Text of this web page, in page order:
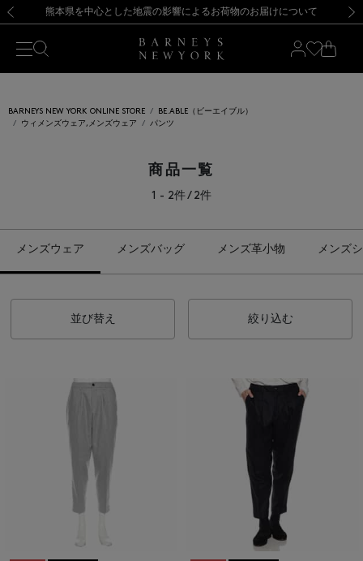
新規登録のお客様も対象！＜MY BARNEYS＞会員のお客様は11,000円（税込）以上のお買上げで常時送料無料！お買い物の際は会員登録を！
【夏季休業に伴う返品・交換承り一時停止のお知らせ】（2026.8.5）
熊本県を中心とした地震の影響によるお荷物のお届けについて
【開催中】SUMMER SALEのご案内・ご注意事項 新規登録のお客様も対象！＜MY BARNEYS＞会員のお客様は11,000円（税込）以上のお買上げで常時送料無料！お買い物の際は会員登録を！
【夏季休業に伴う返品・交換承り一時停止のお知らせ】（2026.8.5）
BARNEYS NEW YORK ONLINE STORE
BE.ABLE（ビーエイブル）
ウィメンズウェア,メンズウェア
パンツ
商品一覧
1 - 2件 / 2件
メンズウェア メンズバッグ メンズ革小物 メンズ
並び替え 絞り込む